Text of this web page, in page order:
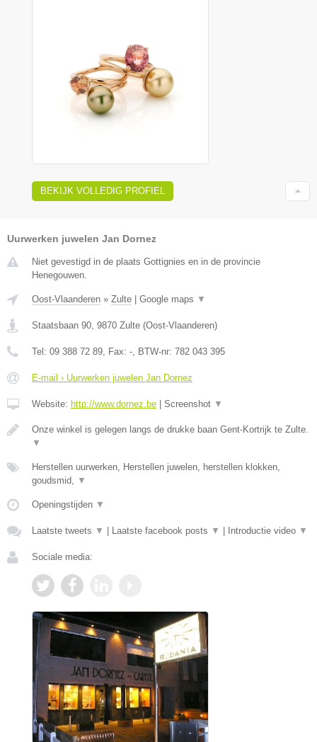
BEKIJK VOLLEDIG PROFIEL
Uurwerken juwelen Jan Dornez
Niet gevestigd in de plaats Gottignies en in de provincie
Henegouwen.
Oost-Vlaanderen » Zulte Google maps ▼
Staatsbaan 90, 9870 Zulte (Oost-Vlaanderen)
Tel: 09 388 72 89, Fax: -, BTW-nr: 782 043 395
E-mail › Uurwerken juwelen Jan Dornez
Website: http://www.dornez.be Screenshot ▼
Onze winkel is gelegen langs de drukke baan Gent-Kortrijk te Zulte.
▼
Herstellen uurwerken, Herstellen juwelen, herstellen klokken,
goudsmid, ▼
Openingstijden ▼
Laatste tweets ▼ Laatste facebook posts ▼ Introductie video ▼
Sociale media: